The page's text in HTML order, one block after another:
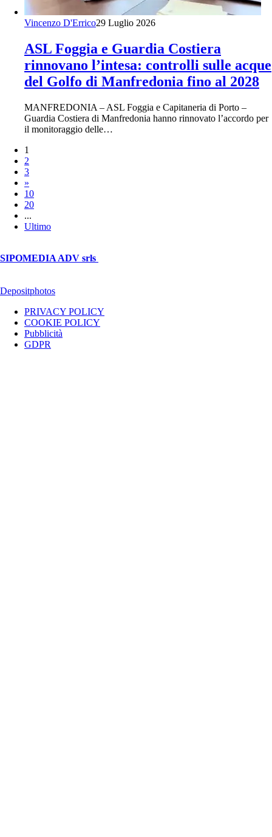
Vincenzo D'Errico29 Luglio 2026
ASL Foggia e Guardia Costiera
rinnovano l’intesa: controlli sulle acque
del Golfo di Manfredonia fino al 2028
MANFREDONIA – ASL Foggia e Capitaneria di Porto –
Guardia Costiera di Manfredonia hanno rinnovato l’accordo per
il monitoraggio delle…
1
2
3
»
10
20
...
Ultimo
SIPOMEDIA ADV srls
Depositphotos
PRIVACY POLICY
COOKIE POLICY
Pubblicità
GDPR